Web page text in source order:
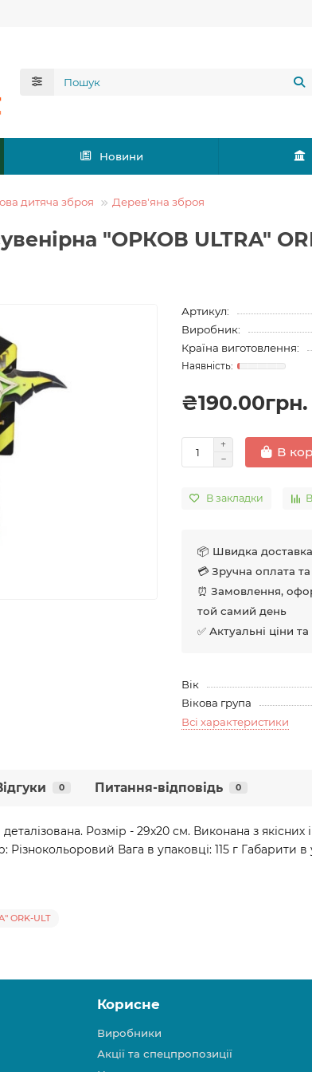
Новини
дитяча зброя Дерев'яна зброя
"ОРКОВ ULTRA"
Артикул:
Виробник:
Країна виготовлення:
₴190.00грн.
В
В закладки
📦 Швидка доставка
💳 Зручна оплата
⏰ Замовлення,
той самий день
✅ Актуальні ціни
Вік
Вікова група
Всі характеристики
0 Питання-відповідь 0
Розмір - 29х20 см. Виконана з якісних
Вага в упаковці: 115 г Габарити
ORK-ULT
Корисне
Виробники
Акції та спецпропозиції